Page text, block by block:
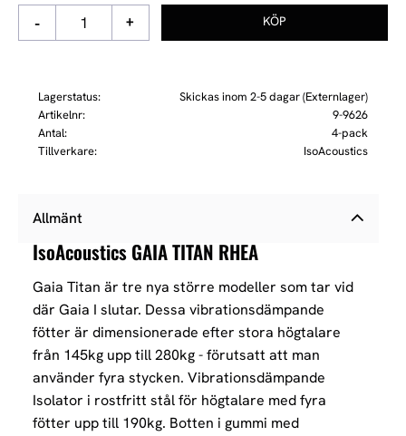
+
-
Lagerstatus
Skickas inom 2-5 dagar (Externlager)
Artikelnr
9-9626
Antal
4-pack
Tillverkare
IsoAcoustics
Allmänt
IsoAcoustics GAIA TITAN RHEA
Gaia Titan är tre nya större modeller som tar vid
där Gaia I slutar. Dessa vibrationsdämpande
fötter är dimensionerade efter stora högtalare
från 145kg upp till 280kg - förutsatt att man
använder fyra stycken. Vibrationsdämpande
Isolator i rostfritt stål för högtalare med fyra
fötter upp till 190kg. Botten i gummi med